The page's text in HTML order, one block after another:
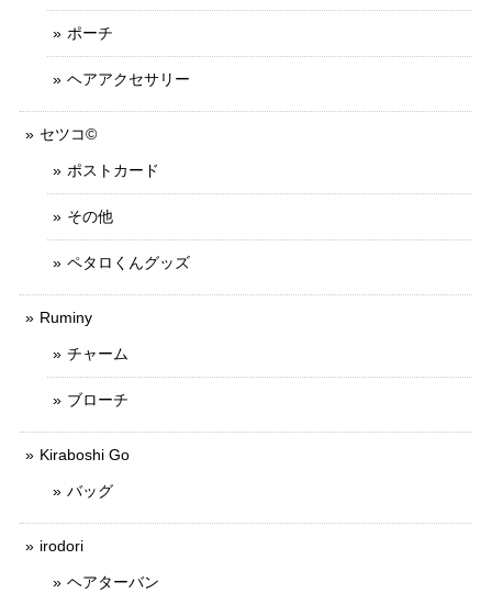
ポーチ
ヘアアクセサリー
セツコ©
ポストカード
その他
ペタロくんグッズ
Ruminy
チャーム
ブローチ
Kiraboshi Go
バッグ
irodori
ヘアターバン